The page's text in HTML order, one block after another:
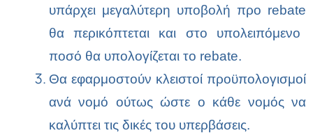
υπάρχει μεγαλύτερη υποβολή προ rebate
θα περικόπτεται και στο υπολειπόμενο
ποσό θα υπολογίζεται το rebate.
Θα εφαρμοστούν κλειστοί προϋπολογισμοί
ανά νομό ούτως ώστε ο κάθε νομός να
καλύπτει τις δικές του υπερβάσεις.